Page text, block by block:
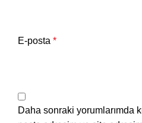
E-posta *
Daha sonraki yorumlarımda